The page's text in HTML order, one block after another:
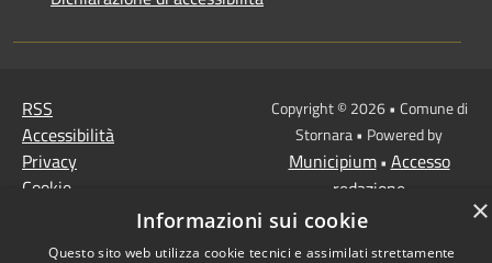
RSS
Accessibilità
Privacy
Cookie
Copyright © 2026 • Comune di
Stornara • Powered by
Municipium• Accesso
redazione
×
Informazioni sui cookie
Questo sito web utilizza cookie tecnici e assimilati strettamente